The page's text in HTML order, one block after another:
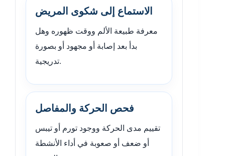
الاستماع إلى شكوى المريض
معرفة طبيعة الألم ووقت ظهوره وهل
بدأ بعد إصابة أو مجهود أو بصورة
تدريجية.
فحص الحركة والمفاصل
تقييم مدى الحركة ووجود تورم أو تيبس
أو ضعف أو صعوبة في أداء الأنشطة